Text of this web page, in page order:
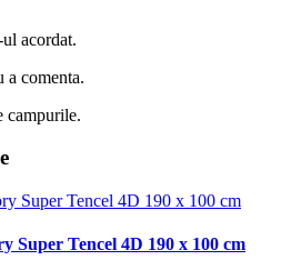
acordat.
a comenta.
campurile.
Super Tencel 4D 190 x 100 cm